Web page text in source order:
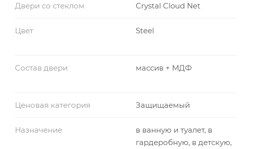
Двери со стеклом Crystal Cloud Net
Цвет Steel
Состав двери массив + МДФ
Ценовая категория Защищаемый
Назначение
в ванную и туалет, в
гардеробную, в детскую,